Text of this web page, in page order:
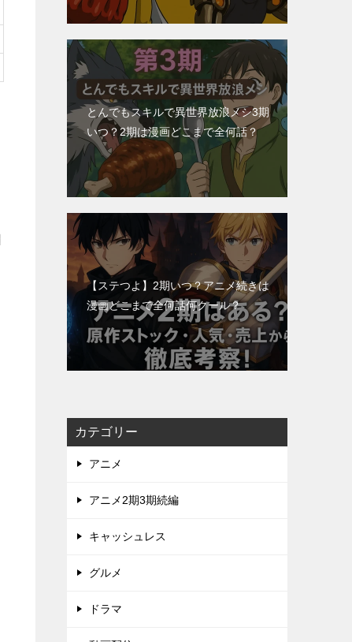
とんでもスキルで異世界放浪メシ3期
いつ？2期は漫画どこまで全何話？
【ステつよ】2期いつ？アニメ続きは
漫画どこまで全何話何クール？
カテゴリー
アニメ
アニメ2期3期続編
キャッシュレス
グルメ
ドラマ